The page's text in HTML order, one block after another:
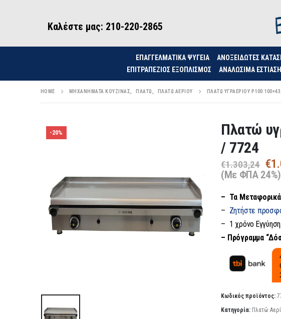
Καλέστε μας: 210-220-2865
ΕΠΑΓΓΕΛΜΑΤΙΚΑ ΨΥΓΕΙΑ ΑΝΟΞΕΊΔΩΤΕΣ
ΕΠΙΤΡΑΠΈΖΙΟΣ ΕΞΟΠΛΙΣΜΌΣ
ΑΝΑΛΏΣΙΜΑ
HOME ΜΗΧΑΝΉΜΑΤΑ ΚΟΥΖΊΝΑΣ ΠΛΑΤΏ ΠΛΑΤΏ ΑΕΡΊΟΥ ΠΛΑΤΏ ΥΓΡΑΕΡΊΟΥ P100
-20%
Πλατώ
/ 7724
€1.303,24
price
€
(Με ΦΠΑ 24%)
– Τα Μεταφορικά
– Ζητήστε
– 1 χρόνο Εγγύηση.
– Πρόγραμμα
Κωδικός προϊόντος:
Κατηγορία: Πλατώ